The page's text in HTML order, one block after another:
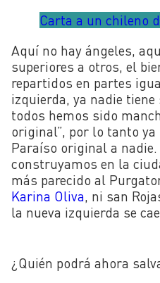
Carta a un chileno
Aquí no hay ángeles,
superiores a otros, el
repartidos en partes
izquierda, ya nadie
todos hemos sido
original”, por lo tanto ya
Paraíso original a nadie.
construyamos en la
más parecido al
Karina Oliva, ni san
la nueva izquierda se
¿Quién podrá ahora